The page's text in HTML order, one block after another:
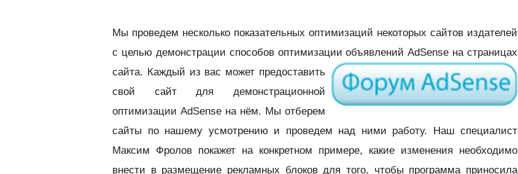
Мы проведем несколько показательных оптимизаций некоторых сайтов издателей
с целью демонстрации способов оптимизации объявлений AdSense на страницах
сайта. Каждый из вас может предоставить
свой сайт для демонстрационной
оптимизации AdSense на нём. Мы отберем
сайты по нашему усмотрению и проведем над ними работу. Наш специалист
Максим Фролов покажет на конкретном примере, какие изменения необходимо
внести в размещение рекламных блоков для того, чтобы программа приносила